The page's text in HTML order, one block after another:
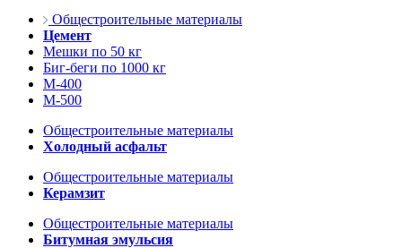
Общестроительные материалы
Цемент
Мешки по 50 кг
Биг-беги по 1000 кг
М-400
М-500
Общестроительные материалы
Холодный асфальт
Общестроительные материалы
Керамзит
Общестроительные материалы
Битумная эмульсия